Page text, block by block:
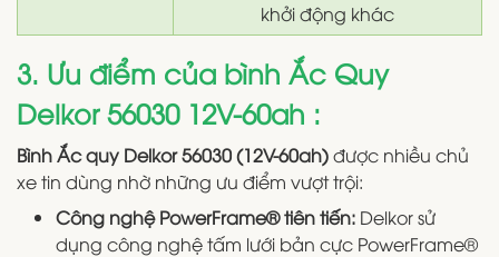
khởi động khác
3. Ưu điểm của bình Ắc Quy
Delkor 56030 12V-60ah :
Bình Ắc quy Delkor 56030 (12V-60ah)được nhiều chủ
xe tin dùng nhờ những ưu điểm vượt trội:
Công nghệ PowerFrame® tiên tiến: Delkor sử
dụng công nghệ tấm lưới bản cực PowerFrame®